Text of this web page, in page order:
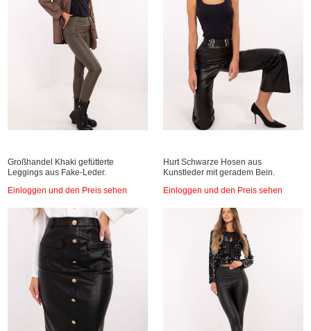
Großhandel Khaki gefütterte
Leggings aus Fake-Leder.
Einloggen und den Preis sehen
Hurt Schwarze Hosen aus
Kunstleder mit geradem Bein.
Einloggen und den Preis sehen